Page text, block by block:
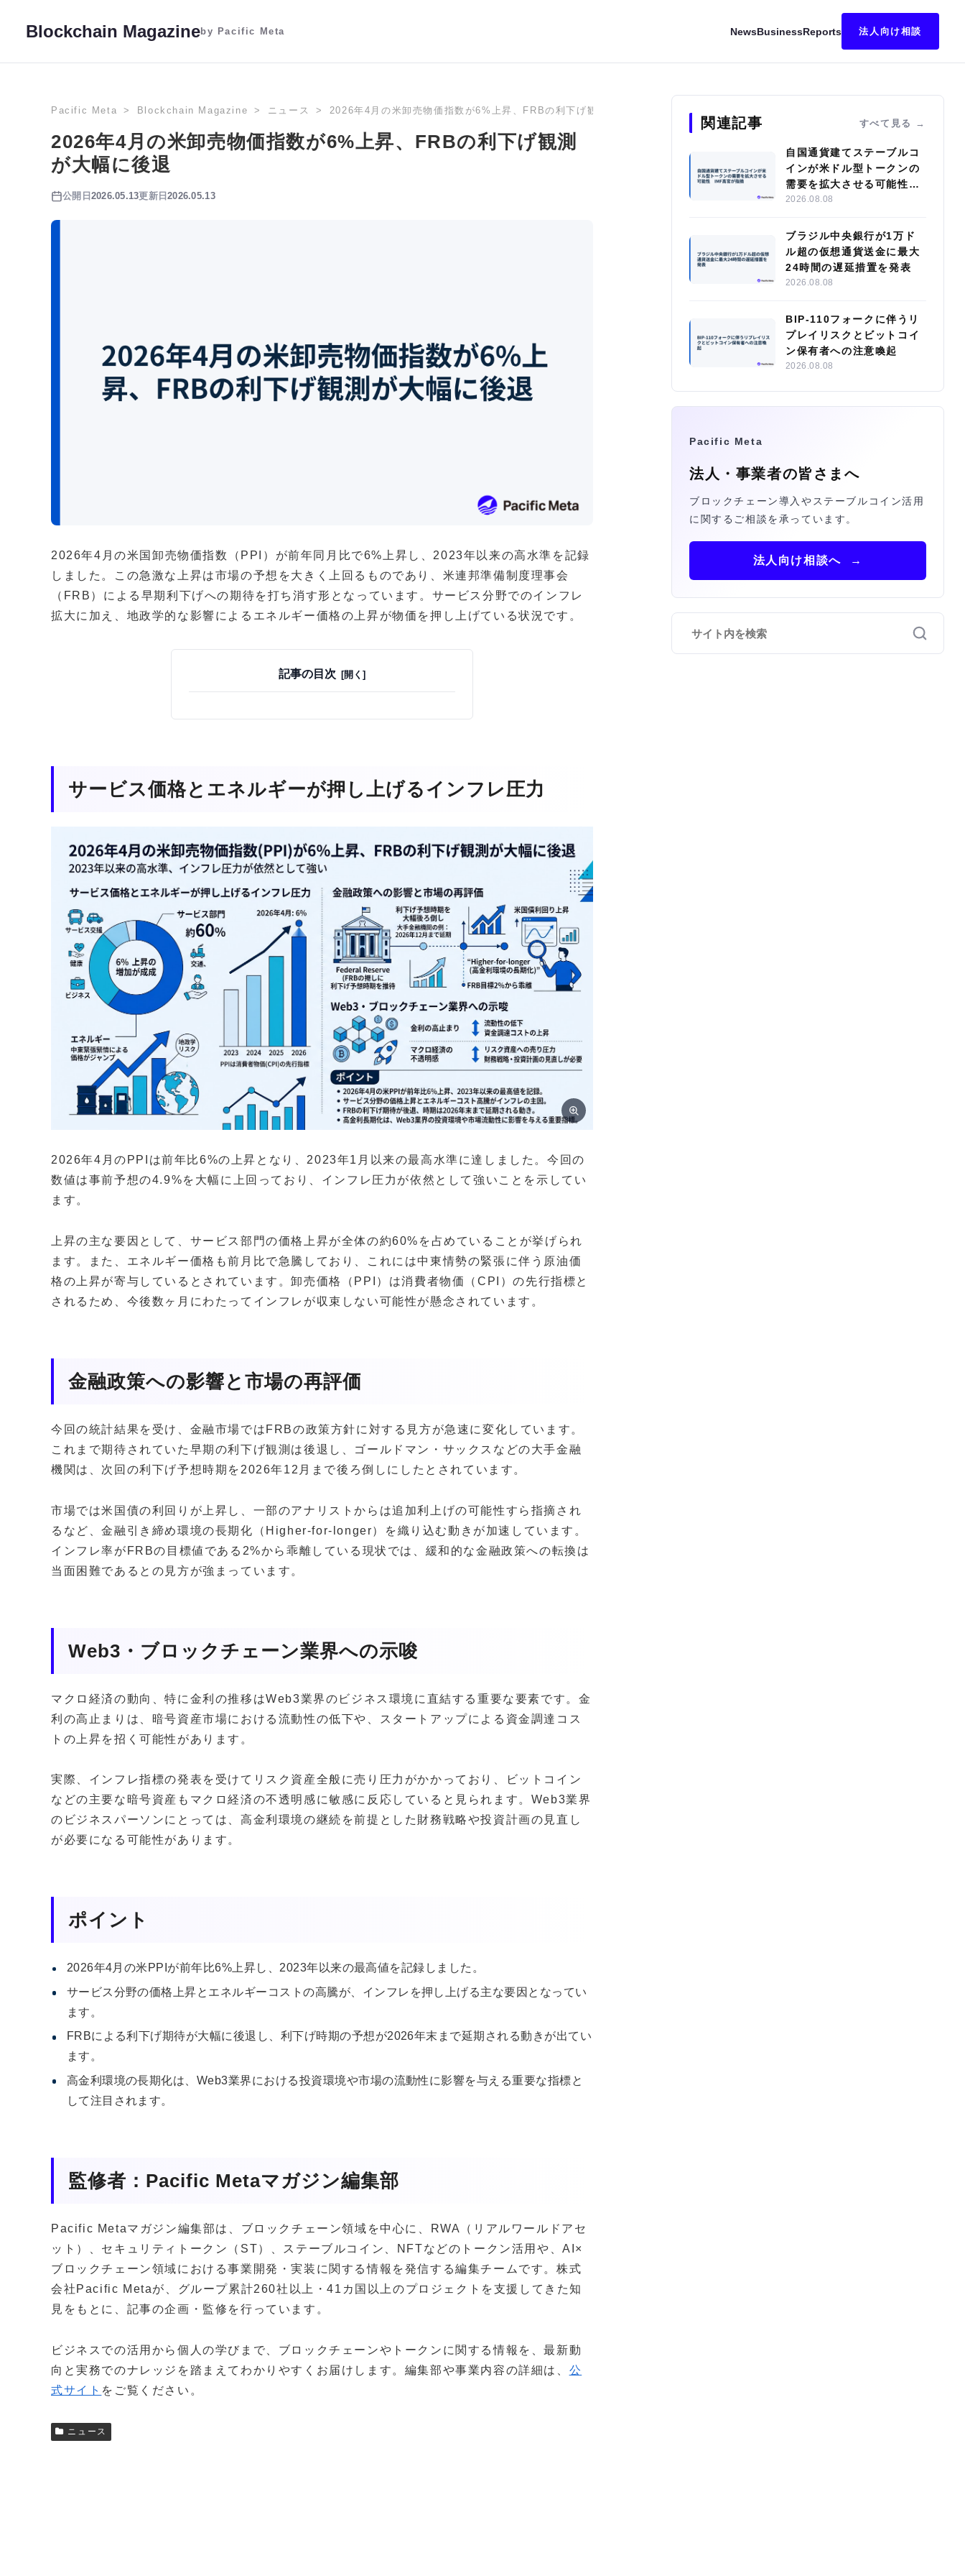
Blockchain Magazineby Pacific Meta NewsBusinessReports 法人向け相談
Pacific Meta Blockchain Magazine ニュース 2026年4月の米卸売物価指数が6%上昇、FRBの利下げ観測が大幅に後退
2026年4月の米卸売物価指数が6%上昇、FRBの利下げ観測
が大幅に後退
公開日 2026.05.13更新日2026.05.13
2026年4月の米国卸売物価指数（PPI）が前年同月比で6%上昇し、2023年以来の高水準を記録
しました。この急激な上昇は市場の予想を大きく上回るものであり、米連邦準備制度理事会
（FRB）による早期利下げへの期待を打ち消す形となっています。サービス分野でのインフレ
拡大に加え、地政学的な影響によるエネルギー価格の上昇が物価を押し上げている状況です。
記事の目次
サービス価格とエネルギーが押し上げるインフレ圧力
2026年4月のPPIは前年比6%の上昇となり、2023年1月以来の最高水準に達しました。今回の
数値は事前予想の4.9%を大幅に上回っており、インフレ圧力が依然として強いことを示してい
ます。
上昇の主な要因として、サービス部門の価格上昇が全体の約60%を占めていることが挙げられ
ます。また、エネルギー価格も前月比で急騰しており、これには中東情勢の緊張に伴う原油価
格の上昇が寄与しているとされています。卸売価格（PPI）は消費者物価（CPI）の先行指標と
されるため、今後数ヶ月にわたってインフレが収束しない可能性が懸念されています。
金融政策への影響と市場の再評価
今回の統計結果を受け、金融市場ではFRBの政策方針に対する見方が急速に変化しています。
これまで期待されていた早期の利下げ観測は後退し、ゴールドマン・サックスなどの大手金融
機関は、次回の利下げ予想時期を2026年12月まで後ろ倒しにしたとされています。
市場では米国債の利回りが上昇し、一部のアナリストからは追加利上げの可能性すら指摘され
るなど、金融引き締め環境の長期化（Higher-for-longer）を織り込む動きが加速しています。
インフレ率がFRBの目標値である2%から乖離している現状では、緩和的な金融政策への転換は
当面困難であるとの見方が強まっています。
Web3・ブロックチェーン業界への示唆
マクロ経済の動向、特に金利の推移はWeb3業界のビジネス環境に直結する重要な要素です。金
利の高止まりは、暗号資産市場における流動性の低下や、スタートアップによる資金調達コス
トの上昇を招く可能性があります。
実際、インフレ指標の発表を受けてリスク資産全般に売り圧力がかかっており、ビットコイン
などの主要な暗号資産もマクロ経済の不透明感に敏感に反応していると見られます。Web3業界
のビジネスパーソンにとっては、高金利環境の継続を前提とした財務戦略や投資計画の見直し
が必要になる可能性があります。
ポイント
2026年4月の米PPIが前年比6%上昇し、2023年以来の最高値を記録しました。
サービス分野の価格上昇とエネルギーコストの高騰が、インフレを押し上げる主な要因となってい
ます。
FRBによる利下げ期待が大幅に後退し、利下げ時期の予想が2026年末まで延期される動きが出てい
ます。
高金利環境の長期化は、Web3業界における投資環境や市場の流動性に影響を与える重要な指標と
して注目されます。
監修者：Pacific Metaマガジン編集部
Pacific Metaマガジン編集部は、ブロックチェーン領域を中心に、RWA（リアルワールドアセ
ット）、セキュリティトークン（ST）、ステーブルコイン、NFTなどのトークン活用や、AI×
ブロックチェーン領域における事業開発・実装に関する情報を発信する編集チームです。株式
会社Pacific Metaが、グループ累計260社以上・41カ国以上のプロジェクトを支援してきた知
見をもとに、記事の企画・監修を行っています。
ビジネスでの活用から個人の学びまで、ブロックチェーンやトークンに関する情報を、最新動
向と実務でのナレッジを踏まえてわかりやすくお届けします。編集部や事業内容の詳細は、 公
式サイト をご覧ください。
ニュース
関連記事 すべて見る
自国通貨建てステーブルコ
インが米ドル型トークンの
需要を拡大させる可能性
IMF高官が指摘
2026.08.08
ブラジル中央銀行が1万ド
ル超の仮想通貨送金に最大
24時間の遅延措置を発表
2026.08.08
BIP-110フォークに伴うリ
プレイリスクとビットコイ
ン保有者への注意喚起
2026.08.08
Pacific Meta
法人・事業者の皆さまへ
ブロックチェーン導入やステーブルコイン活用
に関するご相談を承っています。
法人向け相談へ